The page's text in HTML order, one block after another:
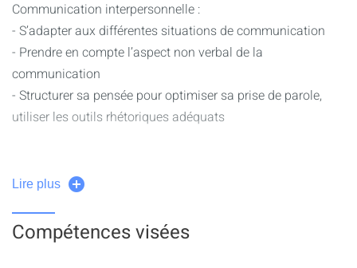
Communication interpersonnelle :
- S’adapter aux différentes situations de communication
- Prendre en compte l’aspect non verbal de la
communication
- Structurer sa pensée pour optimiser sa prise de parole,
utiliser les outils rhétoriques adéquats
Management
- Psychosociologie des groupes :
Environnement de l’entreprise : lecture de
lieux (espaces de travail, espaces institutionnels)
Lire plus
Compétences visées